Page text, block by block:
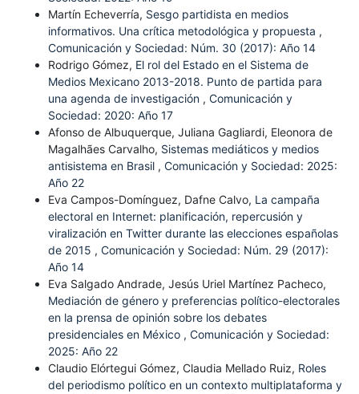
Martín Echeverría, Sesgo partidista en medios
informativos. Una crítica metodológica y propuesta ,
Comunicación y Sociedad: Núm. 30 (2017): Año 14
Rodrigo Gómez, El rol del Estado en el Sistema de
Medios Mexicano 2013-2018. Punto de partida para
una agenda de investigación , Comunicación y
Sociedad: 2020: Año 17
Afonso de Albuquerque, Juliana Gagliardi, Eleonora de
Magalhães Carvalho, Sistemas mediáticos y medios
antisistema en Brasil , Comunicación y Sociedad: 2025:
Año 22
Eva Campos-Domínguez, Dafne Calvo, La campaña
electoral en Internet: planificación, repercusión y
viralización en Twitter durante las elecciones españolas
de 2015 , Comunicación y Sociedad: Núm. 29 (2017):
Año 14
Eva Salgado Andrade, Jesús Uriel Martínez Pacheco,
Mediación de género y preferencias político-electorales
en la prensa de opinión sobre los debates
presidenciales en México , Comunicación y Sociedad:
2025: Año 22
Claudio Elórtegui Gómez, Claudia Mellado Ruiz, Roles
del periodismo político en un contexto multiplataforma y